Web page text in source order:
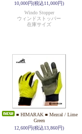
10,000円(税込11,000円)
Windo Stopper
ウィンドストッパー
在庫サイズ
■ HIMARAK ■ Mezcal / Lime
Green
12,600円(税込13,860円)